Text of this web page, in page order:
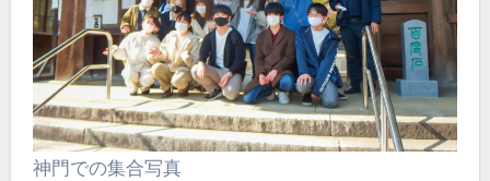
神門での集合写真